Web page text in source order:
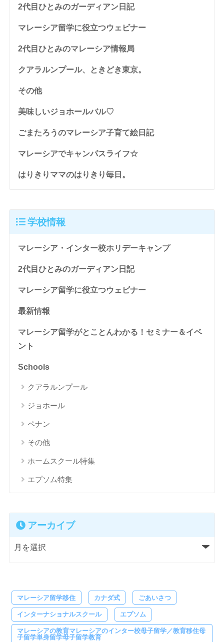
2代目ひとみのガーディアン日記
マレーシア留学に役立つウェビナー
2代目ひとみのマレーシア情報局
クアラルンプール、ときどき東京。
その他
美味しいジョホールバル♡
ごまたろうのマレーシア子育て絵日記
マレーシアでキャンパスライフ☆
はりきりママのはりきり毎日。
学校情報
マレーシア・インター校ホリデーキャンプ
2代目ひとみのガーディアン日記
マレーシア留学に役立つウェビナー
最新情報
マレーシア留学がとことんわかる！セミナー＆イベ
ント
Schools
クアラルンプール
ジョホール
ペナン
その他
ホームスクール特集
エプソム特集
アーカイブ
マレーシア留学移住 カナダ式 ごあいさつ
インターナショナルスクール エプソム
マレーシアの教育マレーシアのインター校母子留学／教育移住母
子留学単身留学母子留学教育